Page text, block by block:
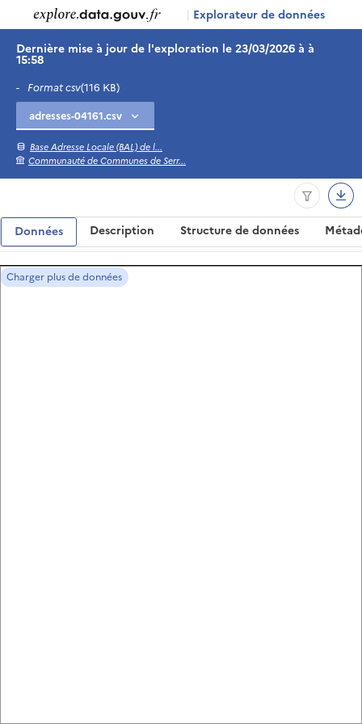
| Explorateur de données
Dernière mise à jour de l'exploration le 23/03/2026 à à
15:58
- Format csv(116 KB)
Base Adresse Locale (BAL) de l...
Communauté de Communes de Serr...
Données Description Structure de données
Charger plus de données